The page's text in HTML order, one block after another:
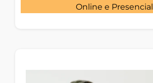
Online e Presencial